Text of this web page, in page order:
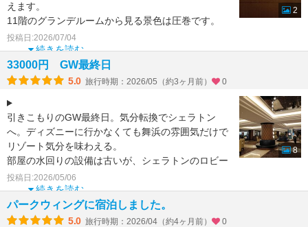
えます。
11階のグランデルームから見る景色は圧巻です。
館内のカフェトスティーナでケーキと名物ハニー
続きを読む
投稿日:2026/07/04
2
33000円 GW最終日
5.0 旅行時期：2026/05（約3ヶ月前） 0
引きこもりのGW最終日。気分転換でシェラトン
へ。ディズニーに行かなくても舞浜の雰囲気だけで
リゾート気分を味わえる。
部屋の水回りの設備は古いが、シェラトンのロビー
は、優雅な気分にさせてくれる。海側が
続きを読む
投稿日:2026/05/06
8
パークウィングに宿泊しました。
5.0 旅行時期：2026/04（約4ヶ月前） 0